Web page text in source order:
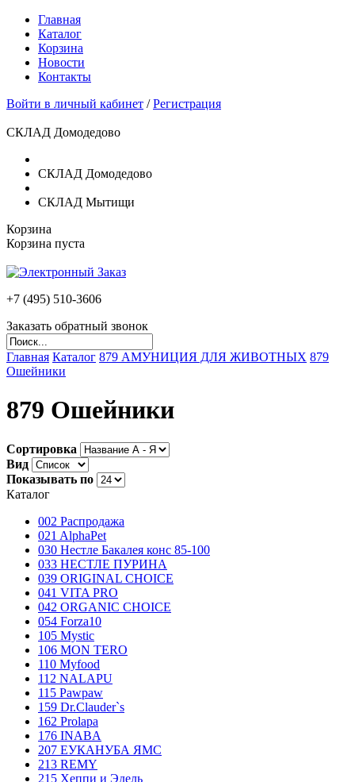
Главная
Каталог
Корзина
Новости
Контакты
Войти в личный кабинет /Регистрация
СКЛАД Домодедово
СКЛАД Домодедово
СКЛАД Мытищи
Корзина
Корзина пуста
+7 (495) 510-3606
Заказать обратный звонок
Главная Каталог 879 АМУНИЦИЯ ДЛЯ ЖИВОТНЫХ 879
Ошейники
879 Ошейники
Сортировка
Вид
Показывать по
Каталог
002 Распродажа
021 AlphaPet
030 Нестле Бакалея конc 85-100
033 НЕСТЛЕ ПУРИНА
039 ORIGINAL CHOICE
041 VITA PRO
042 ORGANIC CHOICE
054 Forza10
105 Mystic
106 MON TERO
110 Myfood
112 NALAPU
115 Pawpaw
159 Dr.Clauder`s
162 Prolapa
176 INABA
207 ЕУКАНУБА ЯМС
213 REMY
215 Хеппи и Эдель